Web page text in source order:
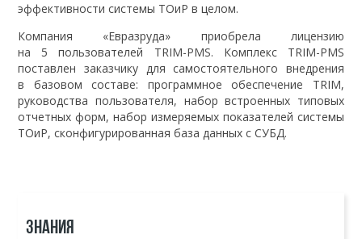
эффективности системы ТОиР в целом.
Компания «Евразруда» приобрела лицензию
на 5 пользователей TRIM-PMS. Комплекс TRIM-PMS
поставлен заказчику для самостоятельного внедрения
в базовом составе: программное обеспечение TRIM,
руководства пользователя, набор встроенных типовых
отчетных форм, набор измеряемых показателей системы
ТОиР, сконфигурированная база данных с СУБД.
ЗНАНИЯ